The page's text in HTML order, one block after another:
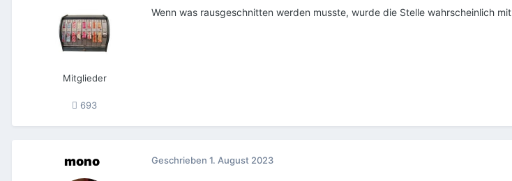
Mitglieder
693
Wenn was rausgeschnitten werden musste, wurde die Stelle wahrscheinlich
mono Geschrieben 1. August 2023